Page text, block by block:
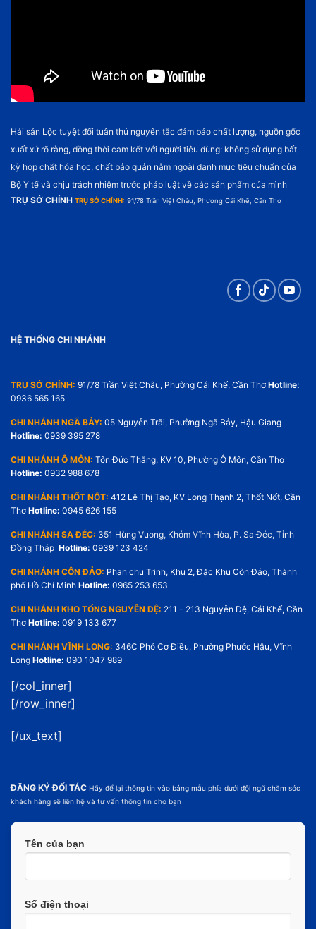
Hải sản Lộc tuyệt đối tuân thủ nguyên tắc đảm bảo chất lượng, nguồn gốc
xuất xứ rõ ràng, đồng thời cam kết với người tiêu dùng: không sử dụng bất
kỳ hợp chất hóa học, chất bảo quản nằm ngoài danh mục tiêu chuẩn của
Bộ Y tế và chịu trách nhiệm trước pháp luật về các sản phẩm của mình
TRỤ SỞ CHÍNH TRỤ SỞ CHÍNH: 91/78 Trần Việt Châu, Phường Cái Khế, Cần Thơ
HỆ THỐNG CHI NHÁNH
TRỤ SỞ CHÍNH: 91/78 Trần Việt Châu, Phường Cái Khế, Cần Thơ Hotline:
0936 565 165
CHI NHÁNH NGÃ BẢY: 05 Nguyễn Trãi, Phường Ngã Bảy, Hậu Giang
Hotline: 0939 395 278
CHI NHÁNH Ô MÔN: Tôn Đức Thắng, KV 10, Phường Ô Môn, Cần Thơ
Hotline: 0932 988 678
CHI NHÁNH THỐT NỐT: 412 Lê Thị Tạo, KV Long Thạnh 2, Thốt Nốt, Cần
Thơ Hotline: 0945 626 155
CHI NHÁNH SA ĐÉC: 351 Hùng Vuong, Khóm Vĩnh Hòa, P. Sa Đéc, Tỉnh
Đồng Tháp Hotline: 0939 123 424
CHI NHÁNH CÔN ĐẢO: Phan chu Trinh, Khu 2, Đặc Khu Côn Đảo, Thành
phố Hồ Chí Minh Hotline: 0965 253 653
CHI NHÁNH KHO TỔNG NGUYỄN ĐỆ: 211 - 213 Nguyễn Đệ, Cái Khế, Cần
Thơ Hotline: 0919 133 677
CHI NHÁNH VĨNH LONG: 346C Phó Cơ Điều, Phường Phước Hậu, Vĩnh
Long Hotline: 090 1047 989
[/col_inner]
[/row_inner]
[/ux_text]
ĐĂNG KÝ ĐỐI TÁC Hãy để lại thông tin vào bảng mẫu phía dưới đội ngũ chăm sóc
khách hàng sẽ liên hệ và tư vấn thông tin cho bạn
Tên của bạn
Số điện thoại